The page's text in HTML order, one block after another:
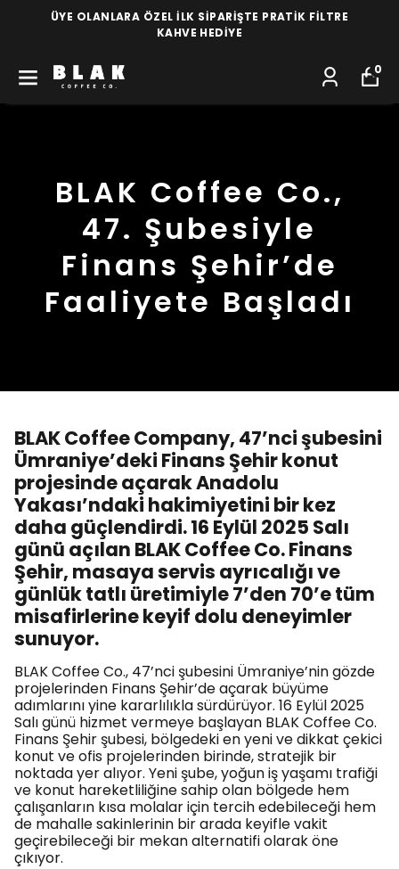
ÜYE OLANLARA ÖZEL İLK SİPARİŞTE PRATİK FİLTRE
KAHVE HEDİYE
0
BLAK Coffee Co.,
47. Şubesiyle
Finans Şehir’de
Faaliyete Başladı
BLAK Coffee Company, 47’nci şubesini
Ümraniye’deki Finans Şehir konut
projesinde açarak Anadolu
Yakası’ndaki hakimiyetini bir kez
daha güçlendirdi. 16 Eylül 2025 Salı
günü açılan BLAK Coffee Co. Finans
Şehir, masaya servis ayrıcalığı ve
günlük tatlı üretimiyle 7’den 70’e tüm
misafirlerine keyif dolu deneyimler
sunuyor.
BLAK Coffee Co., 47’nci şubesini Ümraniye’nin gözde
projelerinden Finans Şehir’de açarak büyüme
adımlarını yine kararlılıkla sürdürüyor. 16 Eylül 2025
Salı günü hizmet vermeye başlayan BLAK Coffee Co.
Finans Şehir şubesi, bölgedeki en yeni ve dikkat çekici
konut ve ofis projelerinden birinde, stratejik bir
noktada yer alıyor. Yeni şube, yoğun iş yaşamı trafiği
ve konut hareketliliğine sahip olan bölgede hem
çalışanların kısa molalar için tercih edebileceği hem
de mahalle sakinlerinin bir arada keyifle vakit
geçirebileceği bir mekan alternatifi olarak öne
çıkıyor.